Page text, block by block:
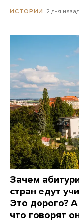
ИСТОРИИ 2 дня назад
Зачем
стран едут
Это дорого?
что говорят